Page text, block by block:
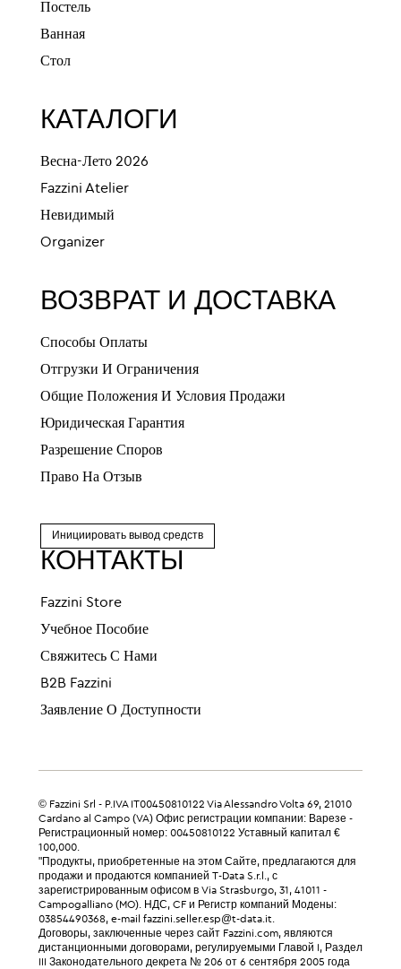
Постель
Ванная
Стол
КАТАЛОГИ
Весна-Лето 2026
Fazzini Atelier
Невидимый
Organizer
ВОЗВРАТ И ДОСТАВКА
Способы Оплаты
Отгрузки И Ограничения
Общие Положения И Условия Продажи
Юридическая Гарантия
Разрешение Споров
Право На Отзыв
Инициировать вывод средств
КОНТАКТЫ
Fazzini Store
Учебное Пособие
Свяжитесь С Нами
B2B Fazzini
Заявление О Доступности
© Fazzini Srl - P.IVA IT00450810122 Via Alessandro Volta 69, 21010
Cardano al Campo (VA) Офис регистрации компании: Варезе -
Регистрационный номер: 00450810122 Уставный капитал €
100,000.
"Продукты, приобретенные на этом Сайте, предлагаются для
продажи и продаются компанией T-Data S.r.l., с
зарегистрированным офисом в Via Strasburgo, 31, 41011 -
Campogalliano (MO). НДС, CF и Регистр компаний Модены:
03854490368, e-mail fazzini.seller.esp@t-data.it.
Договоры, заключенные через сайт Fazzini.com, являются
дистанционными договорами, регулируемыми Главой I, Раздел
III Законодательного декрета № 206 от 6 сентября 2005 года